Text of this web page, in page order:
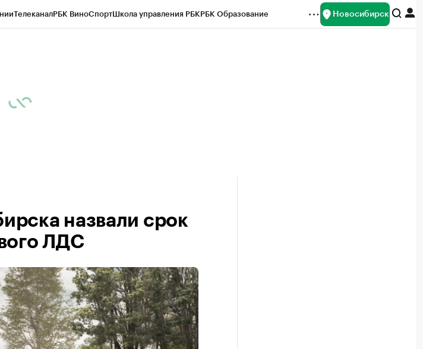
ТелеканалРБК ВиноСпортШкола управления РБКРБК Образование Новосибирск
назвали срок
ЛДС